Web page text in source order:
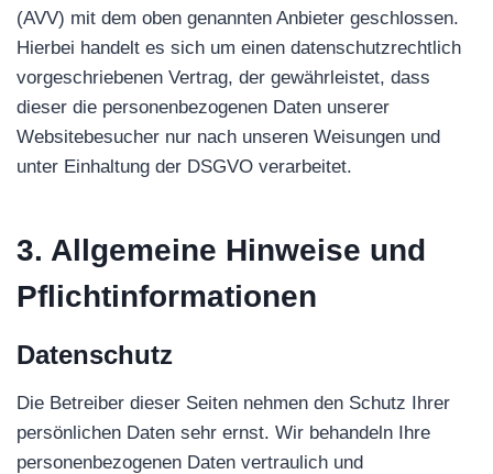
(AVV) mit dem oben genannten Anbieter geschlossen.
Hierbei handelt es sich um einen datenschutzrechtlich
vorgeschriebenen Vertrag, der gewährleistet, dass
dieser die personenbezogenen Daten unserer
Websitebesucher nur nach unseren Weisungen und
unter Einhaltung der DSGVO verarbeitet.
3. Allgemeine Hinweise und
Pflicht­informationen
Datenschutz
Die Betreiber dieser Seiten nehmen den Schutz Ihrer
persönlichen Daten sehr ernst. Wir behandeln Ihre
personenbezogenen Daten vertraulich und